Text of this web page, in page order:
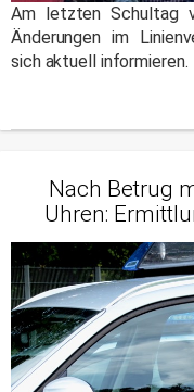
Am letzten Schultag
Änderungen im
sich aktuell informieren.
Nach Betrug
Uhren: